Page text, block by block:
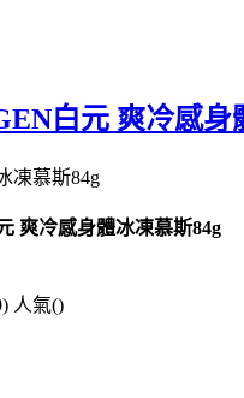
白元 爽冷感身
爽冷感身體冰凍慕斯84g
人氣()